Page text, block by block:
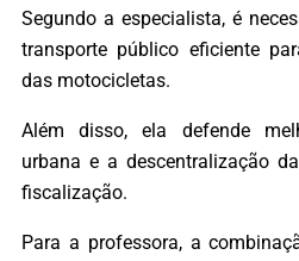
Segundo a especialista, é
transporte público eficiente
das motocicletas.
Além disso, ela defende
urbana e a descentralização
fiscalização.
Para a professora, a